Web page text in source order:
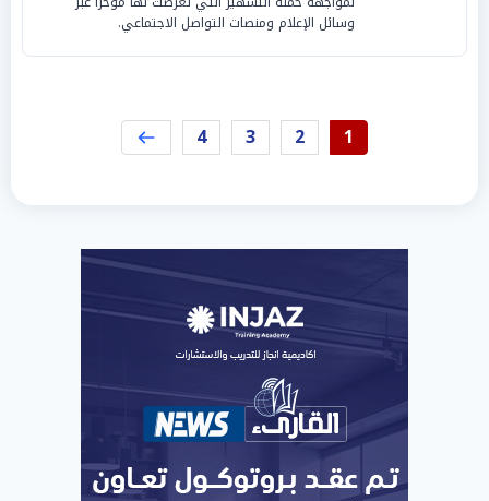
وسائل الإعلام ومنصات التواصل الاجتماعي.
1
2
3
4